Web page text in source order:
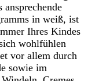
ansprechende
in weiß, ist
Ihres Kindes
wohlfühlen
vor allem durch
sowie im